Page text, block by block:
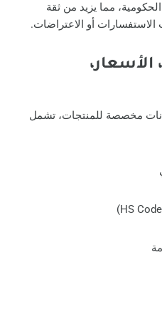
الحكومية، مما يزيد من ثقة
أو الاعتراضات.
الأسعار،
مخصصة للمنتجات، تشمل